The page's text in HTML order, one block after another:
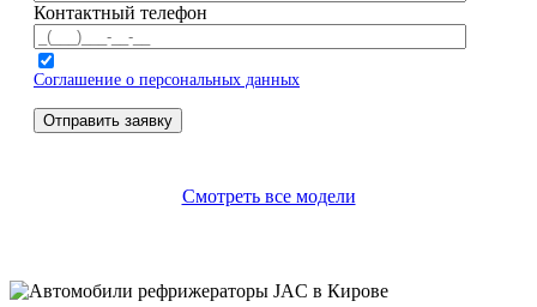
Контактный телефон
Соглашение о персональных данных
Смотреть все модели